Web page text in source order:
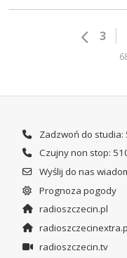
3
Zadzwoń do studia:
Czujny non stop:
Wyślij do nas
Prognoza pogody
radioszczecin.pl
radioszczecin.tv